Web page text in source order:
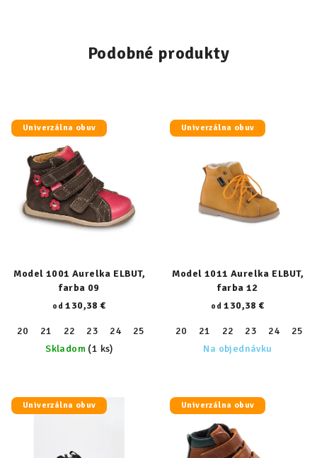
Podobné produkty
Univerzálna obuv
Model 1001 Aurelka ELBUT,
farba 09
od 130,38 €
20 21 22 23 24 25 27 28 29 30 31
32
Skladom (1 ks)
Univerzálna obuv
Model 1011 Aurelka ELBUT,
farba 12
od 130,38 €
20 21 22 23 24 25
Na objednávku
Univerzálna obuv Univerzálna obuv